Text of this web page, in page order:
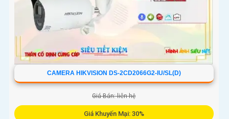
CAMERA HIKVISION DS-2CD2066G2-IU/SL(D)
Giá Bán: liên hệ
Giá Khuyến Mại: 30%